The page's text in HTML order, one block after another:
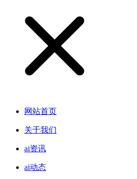
网站首页
关于我们
ai资讯
ai动态